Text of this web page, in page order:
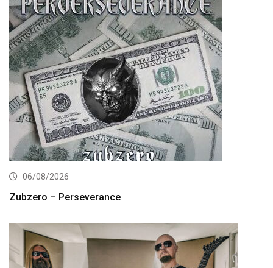
06/08/2026
Zubzero – Perseverance